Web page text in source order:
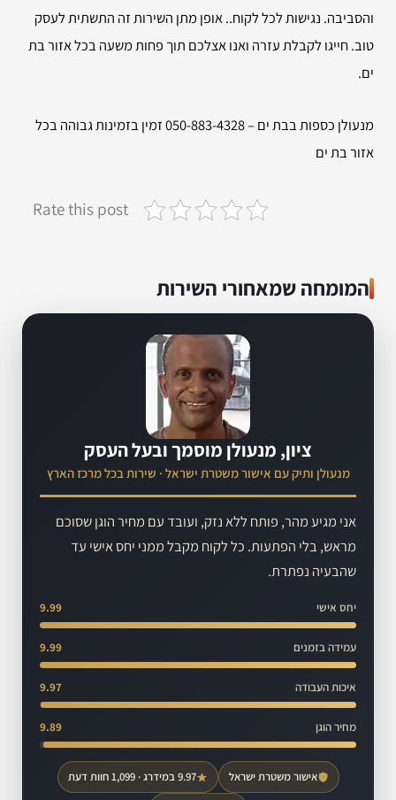
והסביבה. נגישות לכל לקוח.. אופן מתן השירות זה התשתית לעסק
טוב. חייגו לקבלת עזרה ואנו אצלכם תוך פחות משעה בכל אזור בת
ים.
מנעולן כספות בבת ים – 050-883-4328 זמין בזמינות גבוהה בכל
אזור בת ים
Rate this post
המומחה שמאחורי השירות
ציון, מנעולן מוסמך ובעל העסק
מנעולן ותיק עם אישור משטרת ישראל · שירות בכל מרכז הארץ
אני מגיע מהר, פותח ללא נזק, ועובד עם מחיר הוגן שסוכם
מראש, בלי הפתעות. כל לקוח מקבל ממני יחס אישי עד
שהבעיה נפתרת.
יחס אישי 9.99
עמידה בזמנים 9.99
איכות העבודה 9.97
מחיר הוגן 9.89
אישור משטרת ישראל 9.97 במידרג · 1,099 חוות דעת